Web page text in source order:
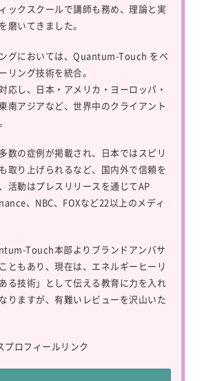
ックスクールで講師も務め、理論と実
磨いてきました。
グにおいては、 Quantum-Touch をベ
リング技術を統合。
応し、日本・アメリカ・ヨーロッパ・
南アジアなど、世界中のクライアント
数の症例が掲載され、日本ではスピリ
取り上げられるなど、国内外で信頼を
活動はプレスリリースを通じてAP
、NBC、FOXなど22以上のメディ
Touch本部よりブランドアンバサ
ともあり、現在は、エネルギーヒーリ
る技術」として伝える教育に力を入れ
りますが、有難いレビューを沢山いた
ロフィールリンク